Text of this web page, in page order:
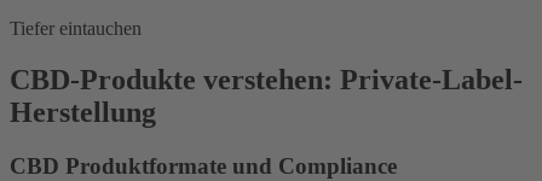
Tiefer eintauchen
CBD-Produkte verstehen: Private-Label-
Herstellung
CBD Produktformate und Compliance